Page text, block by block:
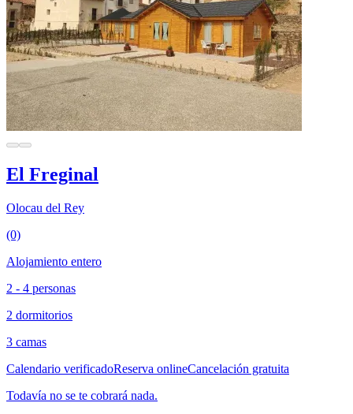
El Freginal
Olocau del Rey
(0)
Alojamiento entero
2 - 4 personas
2 dormitorios
3 camas
Calendario verificadoReserva onlineCancelación gratuita
Todavía no se te cobrará nada.